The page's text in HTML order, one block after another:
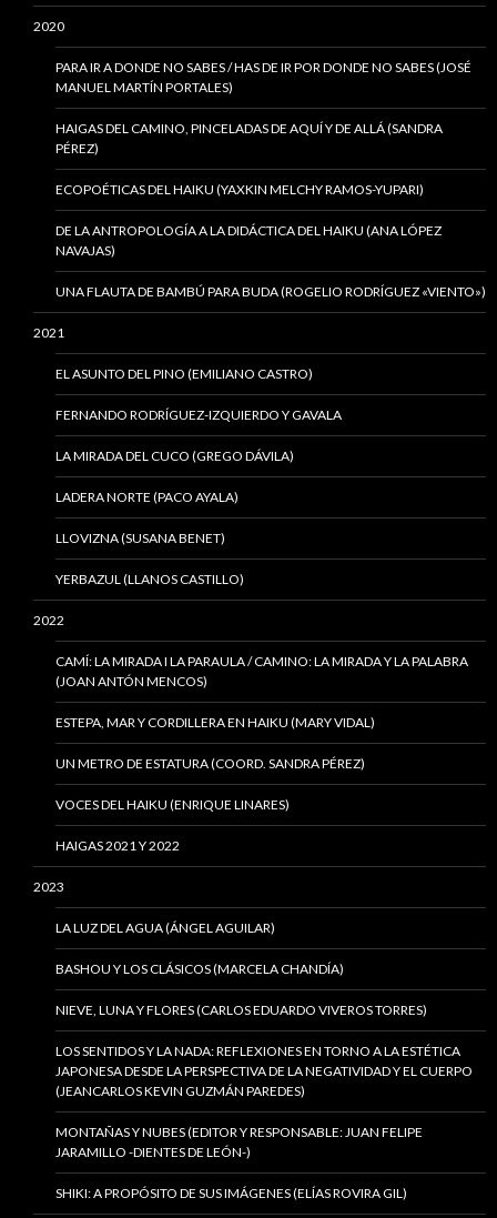
2020
PARA IR A DONDE NO SABES / HAS DE IR POR DONDE NO SABES (JOSÉ
MANUEL MARTÍN PORTALES)
HAIGAS DEL CAMINO, PINCELADAS DE AQUÍ Y DE ALLÁ (SANDRA
PÉREZ)
ECOPOÉTICAS DEL HAIKU (YAXKIN MELCHY RAMOS-YUPARI)
DE LA ANTROPOLOGÍA A LA DIDÁCTICA DEL HAIKU (ANA LÓPEZ
NAVAJAS)
UNA FLAUTA DE BAMBÚ PARA BUDA (ROGELIO RODRÍGUEZ «VIENTO»)
2021
EL ASUNTO DEL PINO (EMILIANO CASTRO)
FERNANDO RODRÍGUEZ-IZQUIERDO Y GAVALA
LA MIRADA DEL CUCO (GREGO DÁVILA)
LADERA NORTE (PACO AYALA)
LLOVIZNA (SUSANA BENET)
YERBAZUL (LLANOS CASTILLO)
2022
CAMÍ: LA MIRADA I LA PARAULA / CAMINO: LA MIRADA Y LA PALABRA
(JOAN ANTÓN MENCOS)
ESTEPA, MAR Y CORDILLERA EN HAIKU (MARY VIDAL)
UN METRO DE ESTATURA (COORD. SANDRA PÉREZ)
VOCES DEL HAIKU (ENRIQUE LINARES)
HAIGAS 2021 Y 2022
2023
LA LUZ DEL AGUA (ÁNGEL AGUILAR)
BASHOU Y LOS CLÁSICOS (MARCELA CHANDÍA)
NIEVE, LUNA Y FLORES (CARLOS EDUARDO VIVEROS TORRES)
LOS SENTIDOS Y LA NADA: REFLEXIONES EN TORNO A LA ESTÉTICA
JAPONESA DESDE LA PERSPECTIVA DE LA NEGATIVIDAD Y EL CUERPO
(JEANCARLOS KEVIN GUZMÁN PAREDES)
MONTAÑAS Y NUBES (EDITOR Y RESPONSABLE: JUAN FELIPE
JARAMILLO -DIENTES DE LEÓN-)
SHIKI: A PROPÓSITO DE SUS IMÁGENES (ELÍAS ROVIRA GIL)